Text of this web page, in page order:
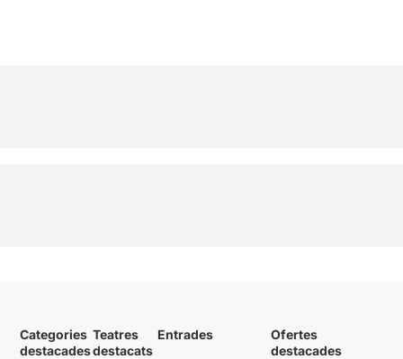
Categories
destacades
Teatres
destacats
Entrades
Ofertes
destacades